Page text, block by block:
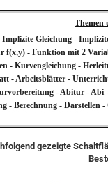
Themen
Gleichung -
f(x,y) - Funktion mit 2
- Kurvengleichung -
- Arbeitsblätter -
- Abitur -
- Berechnung -
gezeigte